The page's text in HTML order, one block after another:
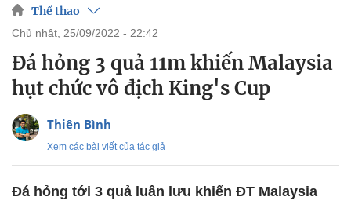
Thể thao
chủ nhật, 25/09/2022 - 22:42
Đá hỏng 3 quả 11m khiến Malaysia
hụt chức vô địch King's Cup
Thiên Bình
Xem các bài viết của tác giả
Đá hỏng tới 3 quả luân lưu khiến ĐT Malaysia